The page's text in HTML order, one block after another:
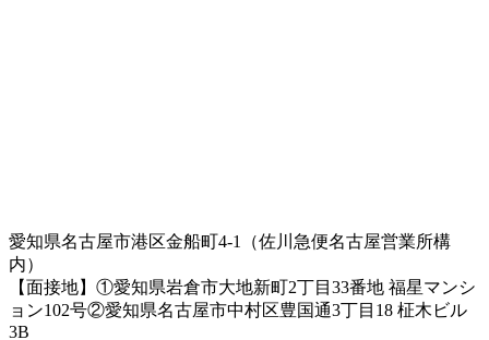
愛知県名古屋市港区金船町4-1（佐川急便名古屋営業所構
内）
【面接地】①愛知県岩倉市大地新町2丁目33番地 福星マンシ
ョン102号②愛知県名古屋市中村区豊国通3丁目18 柾木ビル
3B